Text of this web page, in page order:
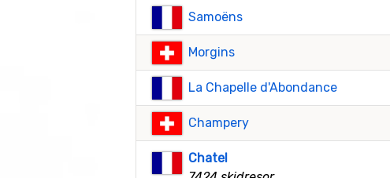
Samoëns
Morgins
La Chapelle d'Abondance
Champery
Chatel